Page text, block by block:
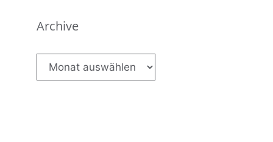
Archive
Archive